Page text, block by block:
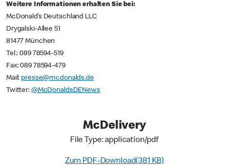
Weitere Informationen erhalten Sie bei:
McDonald’s Deutschland LLC
Drygalski-Allee 51
81477 München
Tel.: 089 78594-519
Fax: 089 78594-479
Mail: presse@mcdonalds.de
Twitter: @McDonaldsDENews
McDelivery
File Type: application/pdf
Zum PDF-Download(381 KB)